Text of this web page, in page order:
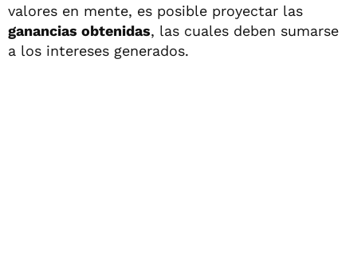
valores en mente, es posible proyectar las
ganancias obtenidas, las cuales deben sumarse
a los intereses generados.